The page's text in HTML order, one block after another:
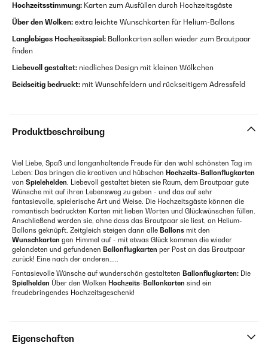
Hochzeitsstimmung: Karten zum Ausfüllen durch Hochzeitsgäste
Über den Wolken: extra leichte Wunschkarten für Helium-Ballons
Langlebiges Hochzeitsspiel: Ballonkarten sollen wieder zum Brautpaar
finden
Liebevoll gestaltet: niedliches Design mit kleinen Wölkchen
Beidseitig bedruckt: mit Wunschfeldern und rückseitigem Adressfeld
Produktbeschreibung
Viel Liebe, Spaß und langanhaltende Freude für den wohl schönsten Tag im
Leben: Das bringen die kreativen und hübschen Hochzeits-Ballonflugkarten
von Spielehelden. Liebevoll gestaltet bieten sie Raum, dem Brautpaar gute
Wünsche mit auf ihren Lebensweg zu geben - und das auf sehr
fantasievolle, spielerische Art und Weise. Die Hochzeitsgäste können die
romantisch bedruckten Karten mit lieben Worten und Glückwünschen füllen.
Anschließend werden sie, ohne dass das Brautpaar sie liest, an Helium-
Ballons geknüpft. Zeitgleich steigen dann alle Ballons mit den
Wunschkarten gen Himmel auf - mit etwas Glück kommen die wieder
gelandeten und gefundenen Ballonflugkarten per Post an das Brautpaar
zurück! Eine nach der anderen.....
Fantasievolle Wünsche auf wunderschön gestalteten Ballonflugkarten: Die
Spielhelden Über den Wolken Hochzeits-Ballonkarten sind ein
freudebringendes Hochzeitsgeschenk!
Eigenschaften